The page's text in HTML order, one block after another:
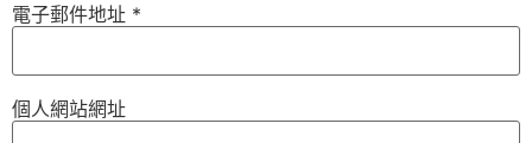
電子郵件地址 *
個人網站網址